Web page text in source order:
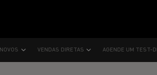
NOVOS VENDAS DIRETAS AGENDE UM TEST-